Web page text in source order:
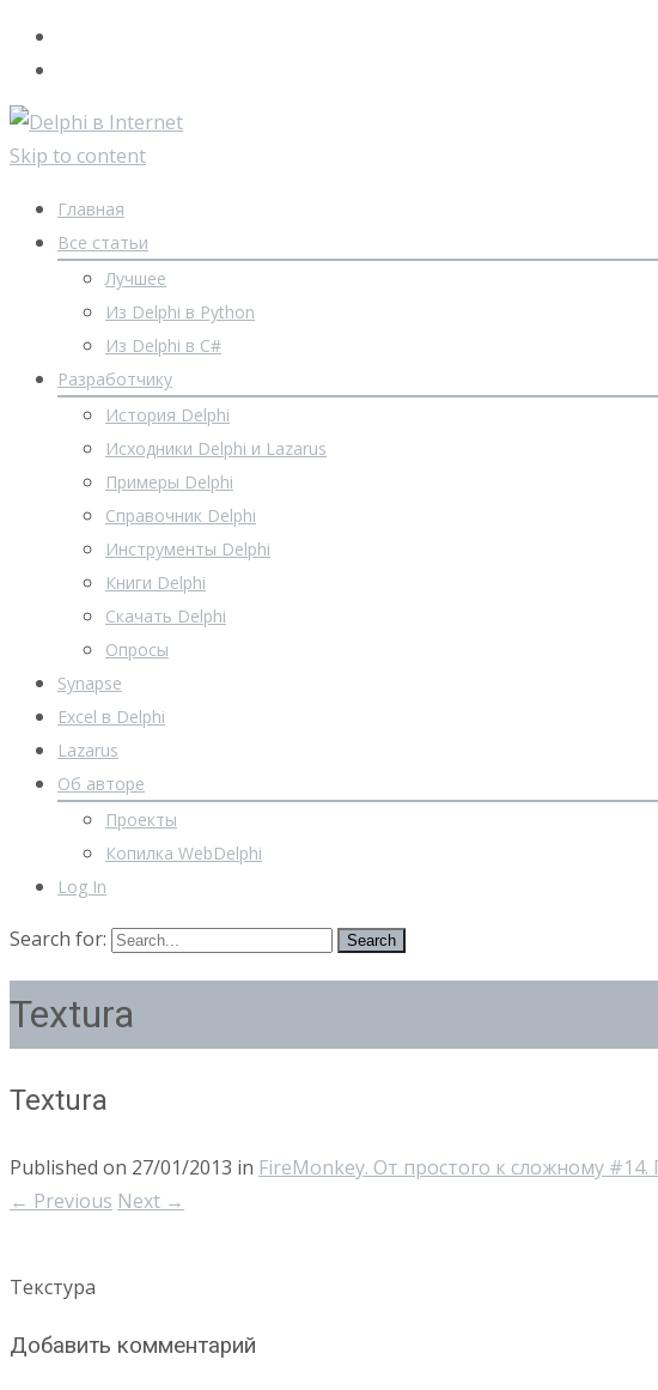
Skip to content
Главная
Все статьи
Лучшее
Из Delphi в Python
Из Delphi в C#
Разработчику
История Delphi
Исходники Delphi и Lazarus
Примеры Delphi
Справочник Delphi
Инструменты Delphi
Книги Delphi
Скачать Delphi
Опросы
Synapse
Excel в Delphi
Lazarus
Об авторе
Проекты
Копилка WebDelphi
Log In
Search for:
Textura
Textura
Published on 27/01/2013 in FireMonkey. От простого к сложному
← Previous Next →
Текстура
Добавить комментарий